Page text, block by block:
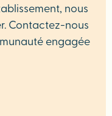
nous
Contactez-nous
engagée